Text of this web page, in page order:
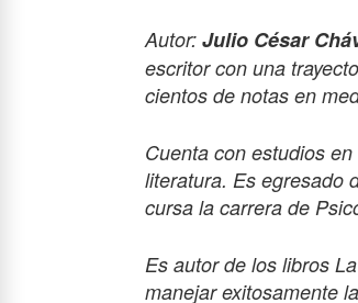
Autor: Julio César
escritor con una
cientos de notas en
Cuenta con estudios
literatura. Es egresado
cursa la carrera de
Es autor de los libros
manejar exitosamente